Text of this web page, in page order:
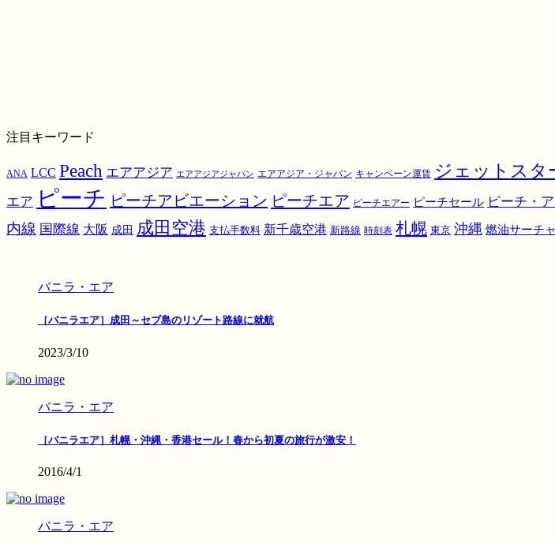
注目キーワード
ANA LCC Peach エアアジア エアアジアジャパン エアアジア・ジャパン キャンペーン運賃 ジェットスタ
エア ピーチ ピーチアビエーション ピーチエア ピーチエアー ピーチセール ピーチ・
内線 国際線 大阪 成田 成田空港 支払手数料 新千歳空港 新路線 時刻表 札幌 東京 沖縄 燃油サーチ
バニラ・エア
［バニラエア］成田～セブ島のリゾート路線に就航
2023/3/10
バニラ・エア
［バニラエア］札幌・沖縄・香港セール！春から初夏の旅行が激安！
2016/4/1
バニラ・エア